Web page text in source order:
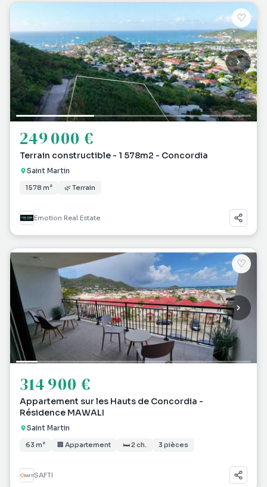
♡
249 000 €
Terrain constructible - 1 578m2 - Concordia
Saint Martin
1 578 m² 🌿 Terrain
Emotion Real Estate
♡
314 900 €
Appartement sur les Hauts de Concordia -
Résidence MAWALI
Saint Martin
63 m² 🏢 Appartement 🛏 2 ch. 3 pièces
SAFTI